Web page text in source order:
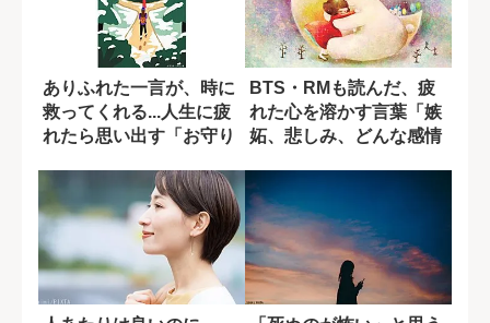
ありふれた一言が、時に
救ってくれる...人生に疲
れたら思い出す「お守り
BTS・RMも読んだ、疲
れた心を溶かす言葉「嫉
妬、悲しみ、どんな感情